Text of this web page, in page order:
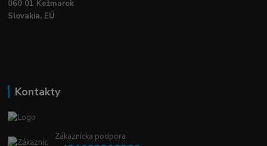
060 01 Kežmarok
Slovakia, EÚ
Kontakty
Zákaznícka podpora